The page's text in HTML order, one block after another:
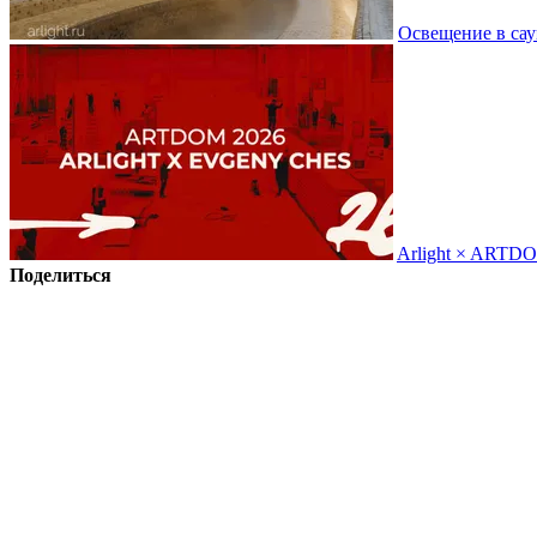
Освещение в
Arlight ×
Поделиться